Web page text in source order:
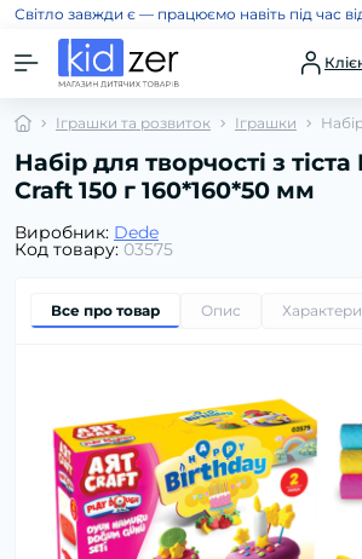
Світло завжди є — працюємо навіть під час
Іграшки та розвиток Іграшки
Набір для творчості з
Craft 150 г 160*160*50 мм
Виробник: Dede
Код товару: 03575
Все про товар Опис